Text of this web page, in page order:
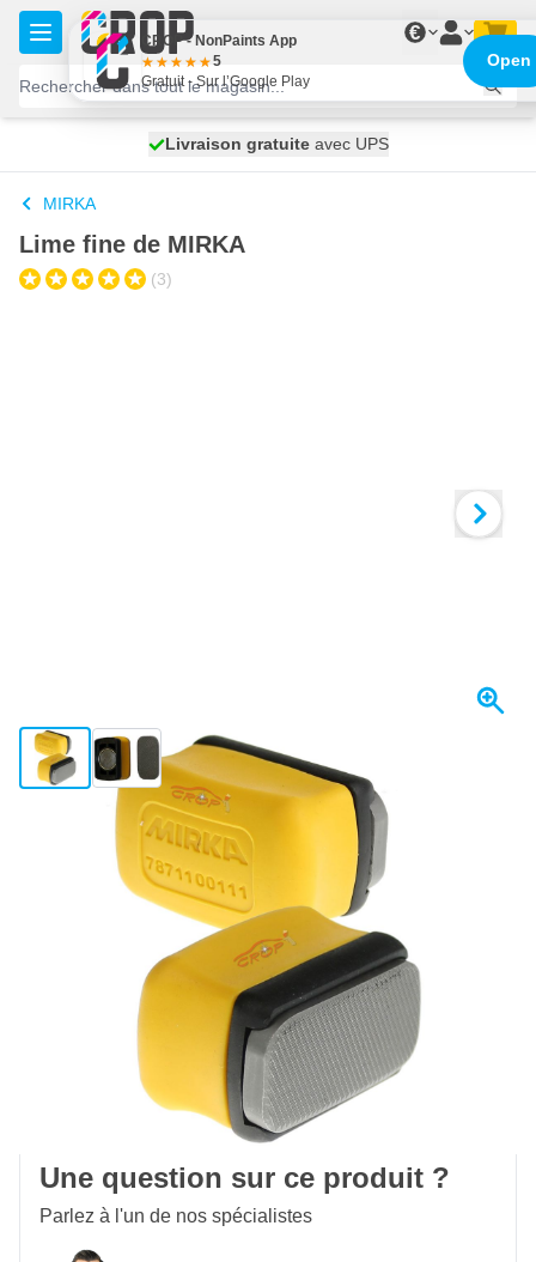
Aller au contenu
€
expédié demain
Livraison gratuiteavec UPS
100 jours
MIRKA
Lime fine de MIRKA
(3)
View larger imageView larger image
Expédié demain
€ TTC
Ajouter au panier
Commandez avant 23h59, expédié demain
Livraison gratuite
avec UPS
retours & échanges
4,38/5(5 184 critiques)
Une question sur ce produit ?
Parlez à l'un de nos spécialistes
CROP - NonPaints App
5
Gratuit - Sur l’Google Play
Open